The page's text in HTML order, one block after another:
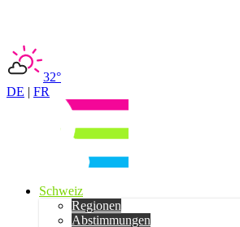
32°
DE | FR
Schweiz
Regionen
Abstimmungen